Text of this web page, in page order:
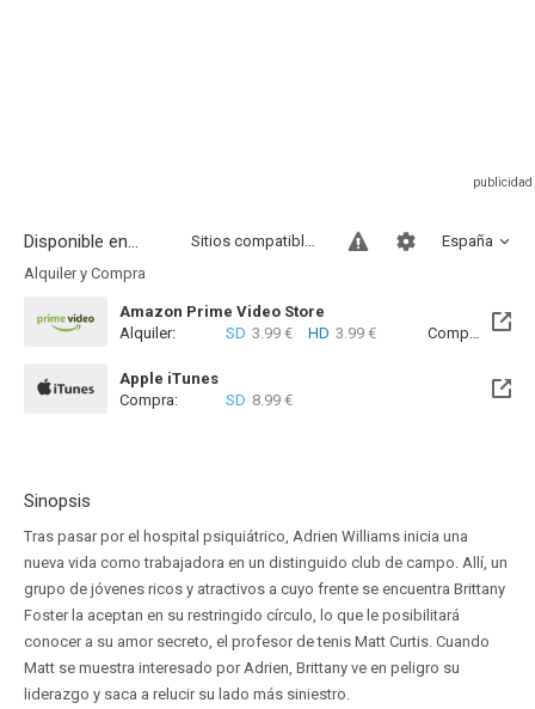
Disponible en... España
Sitios compatibles
Alquiler y Compra
Amazon Prime Video Store
Alquiler:
SD 3.99 € HD 3.99 € Compra: SD
Apple iTunes
Compra:
SD 8.99 €
Sinopsis
Tras pasar por el hospital psiquiátrico, Adrien Williams inicia una
nueva vida como trabajadora en un distinguido club de campo. Allí, un
grupo de jóvenes ricos y atractivos a cuyo frente se encuentra Brittany
Foster la aceptan en su restringido círculo, lo que le posibilitará
conocer a su amor secreto, el profesor de tenis Matt Curtis. Cuando
Matt se muestra interesado por Adrien, Brittany ve en peligro su
liderazgo y saca a relucir su lado más siniestro.